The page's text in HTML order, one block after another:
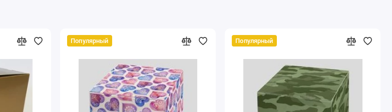
Популярный Популярный